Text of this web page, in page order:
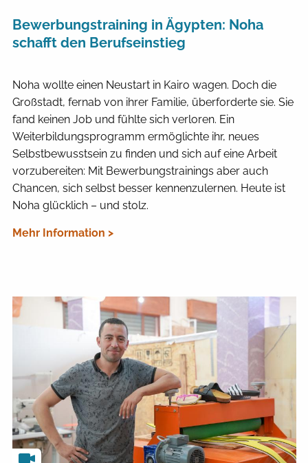
Bewerbungstraining in Ägypten: Noha
schafft den Berufseinstieg
Noha wollte einen Neustart in Kairo wagen. Doch die
Großstadt, fernab von ihrer Familie, überforderte sie. Sie
fand keinen Job und fühlte sich verloren. Ein
Weiterbildungsprogramm ermöglichte ihr, neues
Selbstbewusstsein zu finden und sich auf eine Arbeit
vorzubereiten: Mit Bewerbungstrainings aber auch
Chancen, sich selbst besser kennenzulernen. Heute ist
Noha glücklich – und stolz.
Mehr Information >